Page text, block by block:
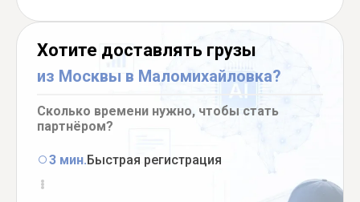
Хотите доставлять грузы
из Москвы в Маломихайловка?
Сколько времени нужно, чтобы стать
партнёром?
3 мин.Быстрая регистрация